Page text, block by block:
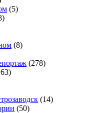
(5)
(8)
(278)
(14)
(50)